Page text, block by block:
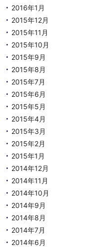
2016年1月
2015年12月
2015年11月
2015年10月
2015年9月
2015年8月
2015年7月
2015年6月
2015年5月
2015年4月
2015年3月
2015年2月
2015年1月
2014年12月
2014年11月
2014年10月
2014年9月
2014年8月
2014年7月
2014年6月